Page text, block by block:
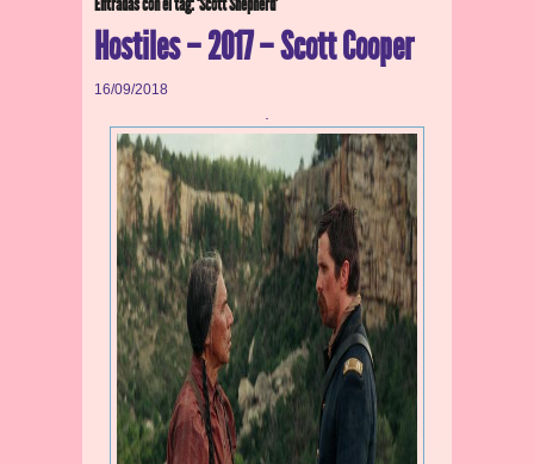
Hostiles – 2017 – Scott Cooper
16/09/2018